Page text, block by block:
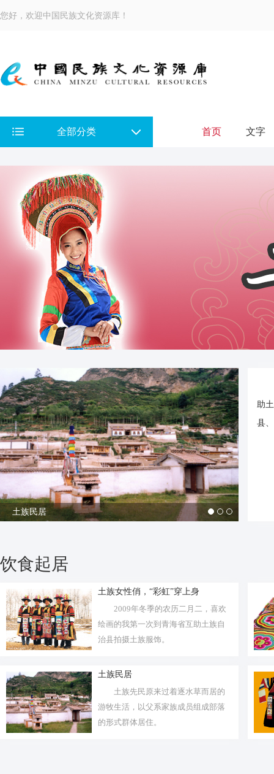
您好，欢迎中国民族文化资源库！
全部分类 首页 文字
土族民居
助
县
饮食起居
土族女性俏，“彩虹”穿上身
2009年冬季的农历二月二，喜欢
绘画的我第一次到青海省互助土族自
治县拍摄土族服饰。
土族民居
土族先民原来过着逐水草而居的
游牧生活，以父系家族成员组成部落
的形式群体居住。